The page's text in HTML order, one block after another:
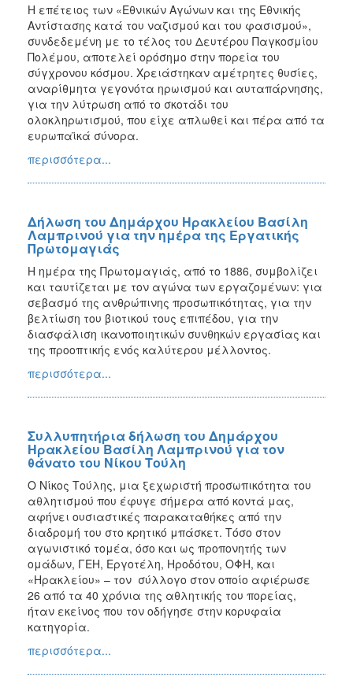
Η επέτειος των «Εθνικών Αγώνων και της Εθνικής
Αντίστασης κατά του ναζισμού και του φασισμού»,
συνδεδεμένη με το τέλος του Δευτέρου Παγκοσμίου
Πολέμου, αποτελεί ορόσημο στην πορεία του
σύγχρονου κόσμου. Χρειάστηκαν αμέτρητες θυσίες,
αναρίθμητα γεγονότα ηρωισμού και αυταπάρνησης,
για την λύτρωση από το σκοτάδι του
ολοκληρωτισμού, που είχε απλωθεί και πέρα από τα
ευρωπαϊκά σύνορα.
περισσότερα...
Δήλωση του Δημάρχου Ηρακλείου Βασίλη
Λαμπρινού για την ημέρα της Εργατικής
Πρωτομαγιάς
Η ημέρα της Πρωτομαγιάς, από το 1886, συμβολίζει
και ταυτίζεται με τον αγώνα των εργαζομένων: για
σεβασμό της ανθρώπινης προσωπικότητας, για την
βελτίωση του βιοτικού τους επιπέδου, για την
διασφάλιση ικανοποιητικών συνθηκών εργασίας και
της προοπτικής ενός καλύτερου μέλλοντος.
περισσότερα...
Συλλυπητήρια δήλωση του Δημάρχου
Ηρακλείου Βασίλη Λαμπρινού για τον
θάνατο του Νίκου Τούλη
Ο Νίκος Τούλης, μια ξεχωριστή προσωπικότητα του
αθλητισμού που έφυγε σήμερα από κοντά μας,
αφήνει ουσιαστικές παρακαταθήκες από την
διαδρομή του στο κρητικό μπάσκετ. Τόσο στον
αγωνιστικό τομέα, όσο και ως προπονητής των
ομάδων, ΓΕΗ, Εργοτέλη, Ηροδότου, ΟΦΗ, και
«Ηρακλείου» – τον σύλλογο στον οποίο αφιέρωσε
26 από τα 40 χρόνια της αθλητικής του πορείας,
ήταν εκείνος που τον οδήγησε στην κορυφαία
κατηγορία.
περισσότερα...